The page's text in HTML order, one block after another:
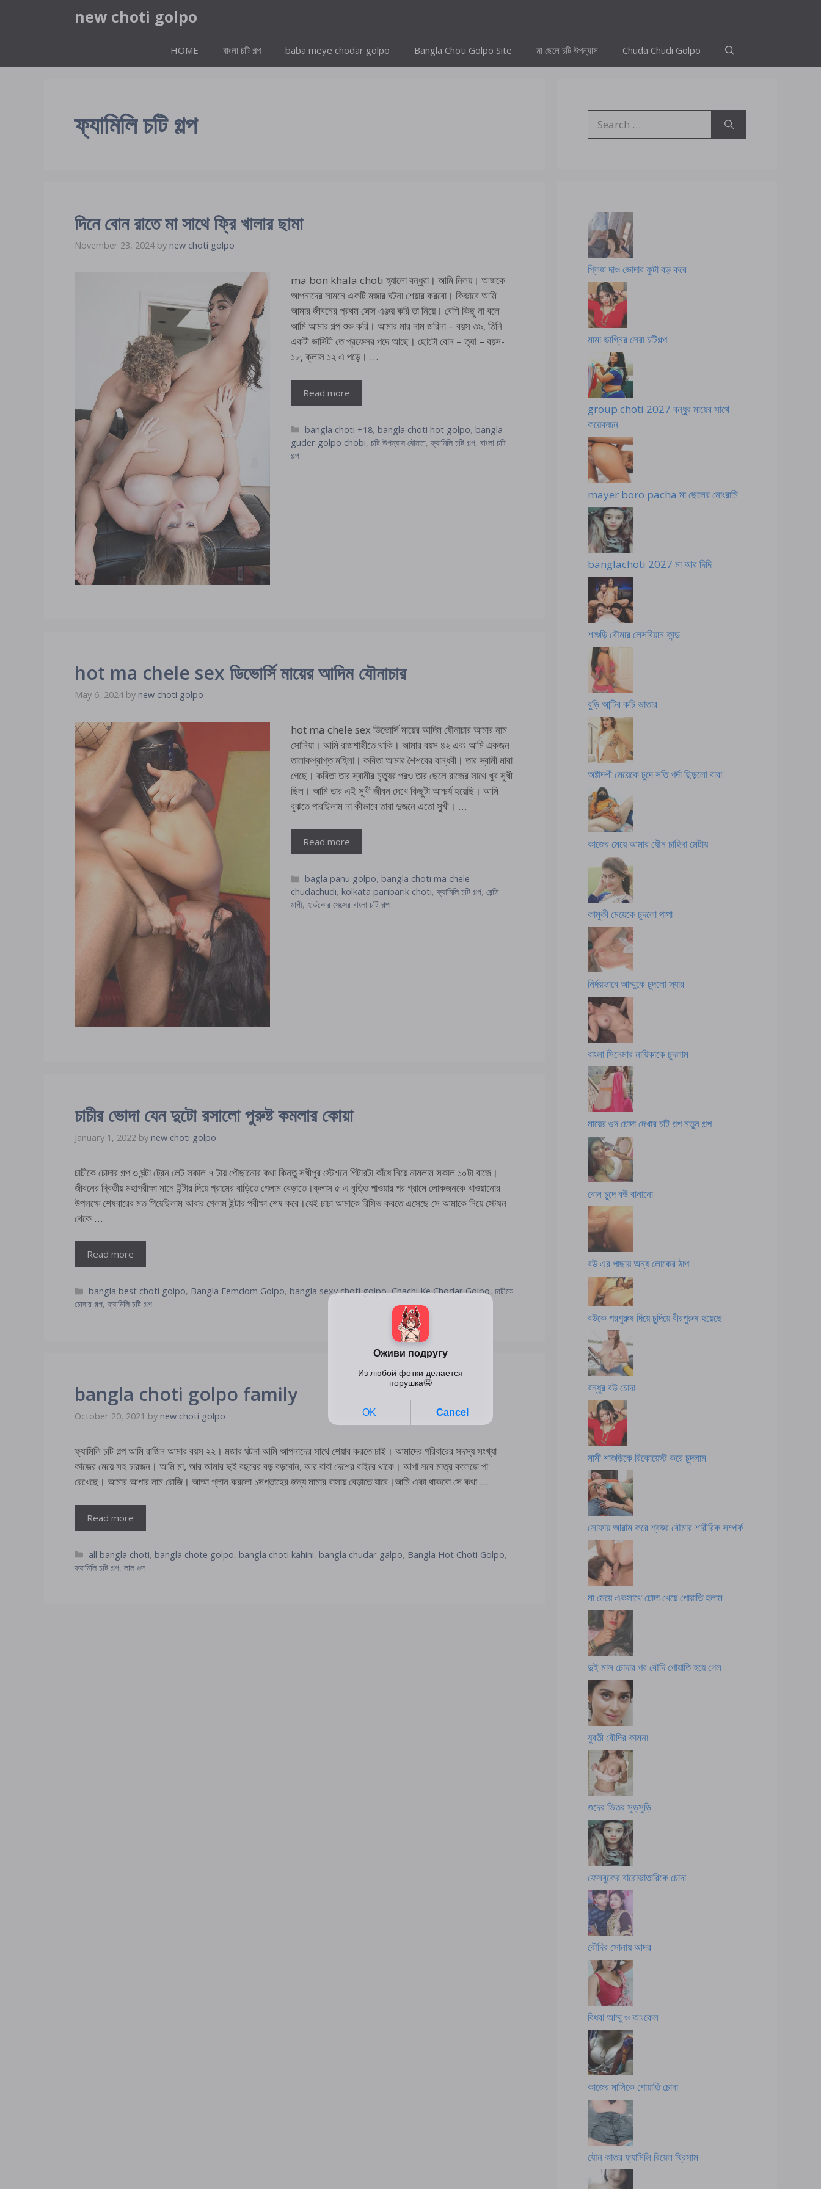
new choti golpo
HOME বাংলা চটি গল্প baba meye chodar golpo Bangla Choti Golpo Site মা ছেলে চটি উপন্যাস Chuda Chudi Golpo
ফ্যামিলি চটি গল্প
দিনে বোন রাতে মা সাথে ফ্রি খালার ছামা
November 23, 2024 by new choti golpo
ma bon khala choti হ্যালো বন্ধুরা। আমি নিলয়। আজকে
আপনাদের সামনে একটি মজার ঘটনা শেয়ার করবো। কিভাবে আমি
আমার জীবনের প্রথম সেক্স এঞ্জয় করি তা নিয়ে। বেশি কিছু না বলে
আমি আমার গল্প শুরু করি। আমার মার নাম জরিনা – বয়স ৩৯, তিনি
একটী ভার্সিটী তে প্রফেসর পদে আছে। ছোটো বোন – তৃষা – বয়স-
১৮, ক্লাস ১২ এ পড়ে। …
Read more
Categories
bangla choti +18, bangla choti hot golpo, bangla
guder golpo chobi, চটি উপন্যাস যৌনতা,ফ্যামিলি চটি গল্প, বাংলা চটি
গল্প
hot ma chele sex ডিভোর্সি মায়ের আদিম যৌনাচার
May 6, 2024 by new choti golpo
hot ma chele sex ডিভোর্সি মায়ের আদিম যৌনাচার আমার নাম
সোনিয়া। আমি রাজশাহীতে থাকি। আমার বয়স ৪২ এবং আমি একজন
তালাকপ্রাপ্ত মহিলা। কবিতা আমার শৈশবের বান্ধবী। তার স্বামী মারা
গেছে। কবিতা তার স্বামীর মৃত্যুর পরও তার ছেলে রাজের সাথে খুব সুখী
ছিল। আমি তার এই সুখী জীবন দেখে কিছুটা আশ্চর্য হয়েছি। আমি
বুঝতে পারছিলাম না কীভাবে তারা দুজনে এতো সুখী। …
Read more
Categories
bagla panu golpo, bangla choti ma chele
chudachudi, kolkata paribarik choti,ফ্যামিলি চটি গল্প, রেন্ডি
মাগী, হার্ডকোর সেক্সের বাংলা চটি গল্প
চাচীর ভোদা যেন দুটো রসালো পুরুষ্ট কমলার কোয়া
January 1, 2022 by new choti golpo
চাচীকে চোদার গল্প ৩ ঘন্টা ট্রেন লেট সকাল ৭ টায় পৌছানোর কথা কিন্তু সখীপুর স্টেশনে গিটারটা কাঁধে নিয়ে নামলাম সকাল ১০টা বাজে।
জীবনের দ্বিতীয় মহাপরীক্ষা মানে ইন্টার দিয়ে গ্রামের বাড়িতে গেলাম বেড়াতে।ক্লাস ৫ এ বৃত্তি পাওয়ার পর গ্রামে লোকজনকে খাওয়ানোর
উপলক্ষে শেষবারের মত গিয়েছিলাম আবার গেলাম ইন্টার পরীক্ষা শেষ করে।যেই চাচা আমাকে রিসিভ করতে এসেছে সে আমাকে নিয়ে স্টেষন
থেকে …
Read more
Categories
bangla best choti golpo, Bangla Femdom Golpo, bangla sexy choti golpo,Chachi Ke Chodar Golpo,চাচীকে
চোদার গল্প,ফ্যামিলি চটি গল্প
bangla choti golpo family
October 20, 2021 by new choti golpo
ফ্যামিলি চটি গল্প আমি রাজিন আমার বয়স ২২। মজার ঘটনা আমি আপনাদের সাথে শেয়ার করতে চাই। আমাদের পরিবারের সদস্য সংখ্যা
কাজের মেয়ে সহ চারজন। আমি মা, আর আমার দুই বছরের বড় বড়বোন, আর বাবা দেশের বাইরে থাকে। আপা সবে মাত্র কলেজে পা
রেখেছে। আমার আপার নাম রোজি। আম্মা প্লান করলো ১সপ্তাহের জন্য মামার বাসায় বেড়াতে যাবে।আমি একা থাকবো সে কথা …
Read more
Categories
all bangla choti, bangla chote golpo, bangla choti kahini, bangla chudar galpo, Bangla Hot Choti Golpo,
ফ্যামিলি চটি গল্প, লাল গুদ
for:
প্লিজ দাও ভোদার ফুটা বড় করে
মামা ভাগ্নির সেরা চটিগল্প
group choti 2027 বন্ধুর মায়ের সাথে
কয়েকজন
mayer boro pacha মা ছেলের নোংরামি
banglachoti 2027 মা আর দিদি
শাশুড়ি বৌমার লেসবিয়ান কান্ড
বুড়ি আন্টির কচি ভাতার
অষ্টাদশী মেয়েকে চুদে সতি পর্দা ছিড়লো বাবা
কাজের মেয়ে আমার যৌন চাহিদা মেটায়
কামুকী মেয়েকে চুদলো পাপা
নির্দয়ভাবে আম্মুকে চুদলো স্যার
বাংলা সিনেমার নায়িকাকে চুদলাম
মায়ের গুদ চোদা দেখার চটি গল্প নতুন গল্প
বোন চুদে বউ বানানো
বউ এর পাছায় অন্য লোকের ঠাপ
বউকে পরপুরুষ দিয়ে চুদিয়ে বীরপুরুষ হয়েছে
বন্ধুর বউ চোদা
মামী শাশুড়িকে রিকোয়েস্ট করে চুদলাম
সোফায় আরাম করে শ্বশুর বৌমার শারীরিক সম্পর্ক
মা মেয়ে একসাথে চোদা খেয়ে পোয়াতি হলাম
দুই মাস চোদার পর বৌদি পোয়াতি হয়ে গেল
যুবতী বৌদির কামনা
গুদের ভিতর সুড়সুড়ি
ফেসবুকের বারোভাতারিকে চোদা
বৌদির সোনায় আদর
বিধবা আম্মু ও আংকেল
কাজের মাসিকে পোয়াতি চোদা
যৌন কাতর ফ্যামিলি রিয়েল থ্রিসাম